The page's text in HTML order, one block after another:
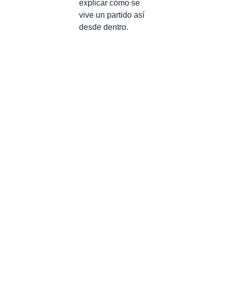
explicar cómo se
vive un partido así
desde dentro.